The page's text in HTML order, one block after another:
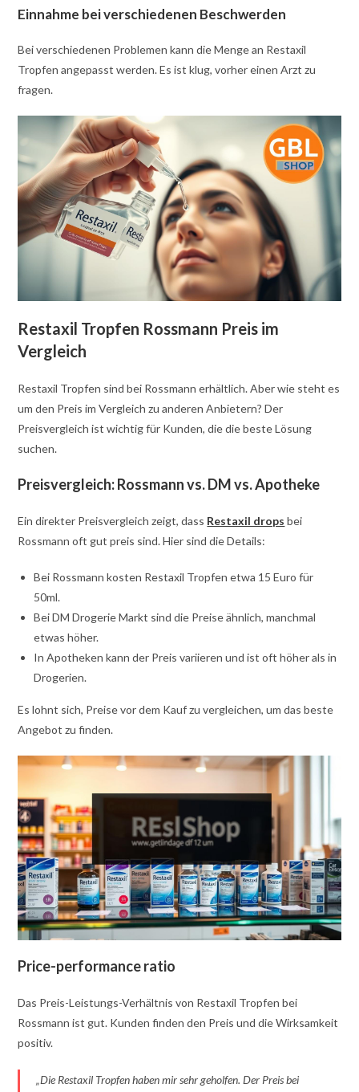
Einnahme bei verschiedenen Beschwerden
Bei verschiedenen Problemen kann die Menge an Restaxil
Tropfen angepasst werden. Es ist klug, vorher einen Arzt zu
fragen.
Restaxil Tropfen Rossmann Preis im
Vergleich
Restaxil Tropfen sind bei Rossmann erhältlich. Aber wie steht es
um den Preis im Vergleich zu anderen Anbietern? Der
Preisvergleich ist wichtig für Kunden, die die beste Lösung
suchen.
Preisvergleich: Rossmann vs. DM vs. Apotheke
Ein direkter Preisvergleich zeigt, dass Restaxil drops bei
Rossmann oft gut preis sind. Hier sind die Details:
Bei Rossmann kosten Restaxil Tropfen etwa 15 Euro für
50ml.
Bei DM Drogerie Markt sind die Preise ähnlich, manchmal
etwas höher.
In Apotheken kann der Preis variieren und ist oft höher als in
Drogerien.
Es lohnt sich, Preise vor dem Kauf zu vergleichen, um das beste
Angebot zu finden.
Price-performance ratio
Das Preis-Leistungs-Verhältnis von Restaxil Tropfen bei
Rossmann ist gut. Kunden finden den Preis und die Wirksamkeit
positiv.
„Die Restaxil Tropfen haben mir sehr geholfen. Der Preis bei